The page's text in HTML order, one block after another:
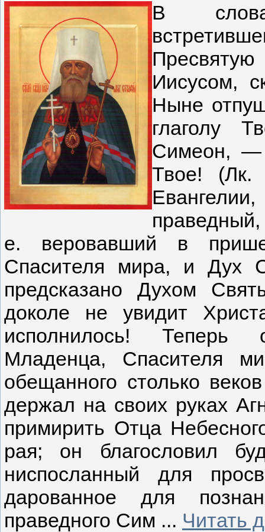
В
Иисусом,
Ныне
глаголу
Симеон, —
Твое!
е. веровавший в
Спасителя мира, и Дух
предсказано Духом
доколе не увидит
исполнилось! Теперь
Младенца, Спасителя
обещанного столько
держал на своих руках
примирить Отца
рая; он благословил
ниспосланный для
дарованное для
праведного Сим ... Читать